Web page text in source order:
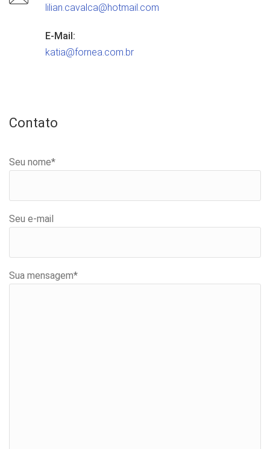
lilian.cavalca@hotmail.com
E-Mail:
katia@fornea.com.br
Contato
Seu nome*
Seu e-mail
Sua mensagem*